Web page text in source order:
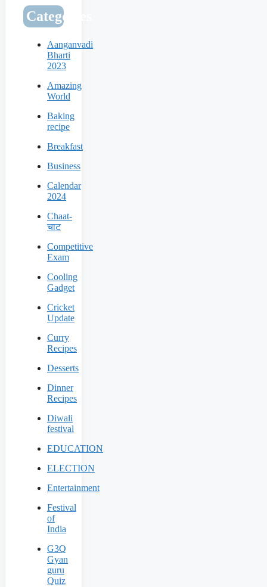
Categories
Aanganvadi
Bharti
2023
Amazing
World
Baking
recipe
Breakfast
Business
Calendar
2024
Chaat-
चाट
Competitive
Exam
Cooling
Gadget
Cricket
Update
Curry
Recipes
Desserts
Dinner
Recipes
Diwali
festival
EDUCATION
ELECTION
Entertainment
Festival
of
India
G3Q
Gyan
guru
Quiz